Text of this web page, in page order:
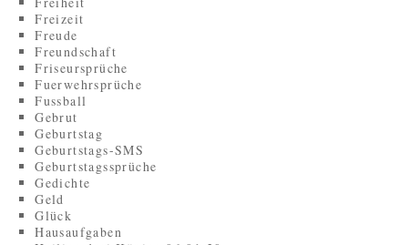
Freizeit
Freude
Freundschaft
Friseursprüche
Fuerwehrsprüche
Fussball
Gebrut
Geburtstag
Geburtstags-SMS
Geburtstagssprüche
Gedichte
Geld
Glück
Hausaufgaben